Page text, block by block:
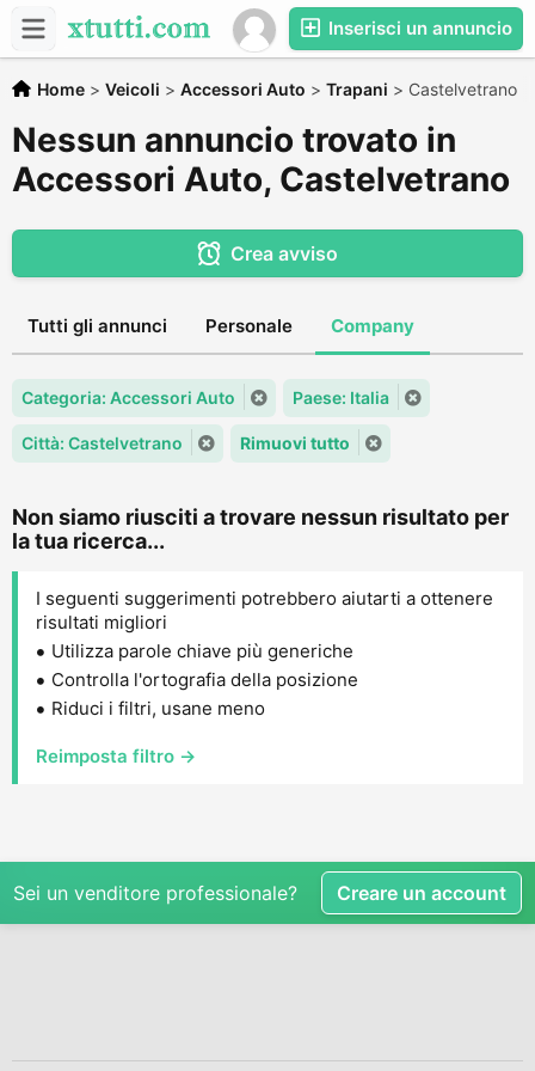
Inserisci un annuncio
Home > Veicoli > Accessori Auto > Trapani > Castelvetrano
Nessun annuncio trovato in
Accessori Auto, Castelvetrano
Crea avviso
Tutti gli annunci Personale Company
Categoria: Accessori Auto Paese: Italia
Città: Castelvetrano Rimuovi tutto
Non siamo riusciti a trovare nessun risultato per
la tua ricerca...
I seguenti suggerimenti potrebbero aiutarti a ottenere
risultati migliori
Utilizza parole chiave più generiche
Controlla l'ortografia della posizione
Riduci i filtri, usane meno
Reimposta filtro →
Sei un venditore professionale? Creare un account